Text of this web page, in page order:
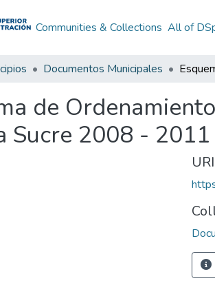
Communities & Collections All of
Documentos Municipales
de
Sucre 2008 - 2011
URI